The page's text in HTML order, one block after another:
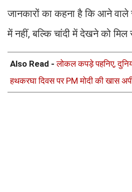
जानकारों का कहना है कि आने
में नहीं, बल्कि चांदी में देखने को
Also Read -लोकल कपड़े पहनिए,
हथकरघा दिवस पर PM मोदी की खास